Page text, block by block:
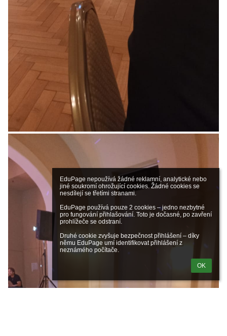
EduPage nepoužívá žádné reklamní, analytické nebo
jiné soukromí ohrožující cookies. Žádné cookies se
nesdílejí se třetími stranami.
EduPage používá pouze 2 cookies – jedno nezbytné
pro fungování přihlašování. Toto je dočasné, po zavření
prohlížeče se odstraní.
Druhé cookie zvyšuje bezpečnost přihlášení – díky
němu EduPage umí identifikovat přihlášení z
neznámého počítače.
OK